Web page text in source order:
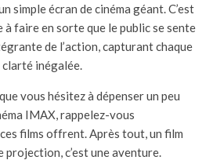
simple écran de cinéma géant. C’est
faire en sorte que le public se sente
de l’action, capturant chaque
clarté inégalée.
vous hésitez à dépenser un peu
IMAX, rappelez-vous
ces films offrent. Après tout, un film
projection, c’est une aventure.